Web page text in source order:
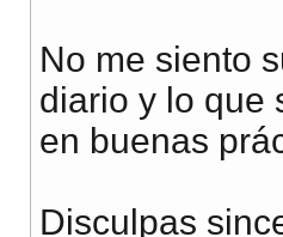
No me siento
diario y lo que
en buenas
Disculpas